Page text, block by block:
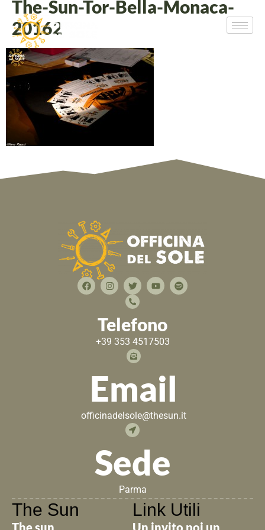
The-Sun-Tor-Bella-Monaca-
20162
Telefono
+39 353 4517503
Email
officinadelsole@thesun.it
Sede
Parma
The Sun
The sun
Link Utili
Un invito poi un